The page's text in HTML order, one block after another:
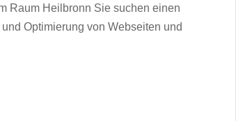
Raum Heilbronn Sie suchen einen
Optimierung von Webseiten und